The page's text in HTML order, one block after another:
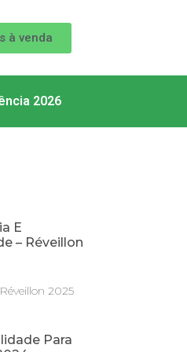
à venda
2026
E
– Réveillon
2025
Para